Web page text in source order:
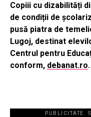
Copiii cu dizabilități
de condiții de
pusă piatra de
Lugoj, destinat
Centrul pentru
conform, debanat.ro.
PUBLICITATE.